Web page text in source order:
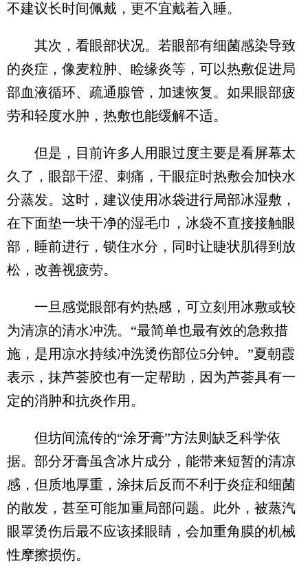
不建议长时间佩戴，更不宜戴着入睡。
其次，看眼部状况。若眼部有细菌感染导致
的炎症，像麦粒肿、睑缘炎等，可以热敷促进局
部血液循环、疏通腺管，加速恢复。如果眼部疲
劳和轻度水肿，热敷也能缓解不适。
但是，目前许多人用眼过度主要是看屏幕太
久了，眼部干涩、刺痛，干眼症时热敷会加快水
分蒸发。这时，建议使用冰袋进行局部冰湿敷，
在下面垫一块干净的湿毛巾，冰袋不直接接触眼
部，睡前进行，锁住水分，同时让睫状肌得到放
松，改善视疲劳。
一旦感觉眼部有灼热感，可立刻用冰敷或较
为清凉的清水冲洗。“最简单也最有效的急救措
施，是用凉水持续冲洗烫伤部位5分钟。”夏朝霞
表示，抹芦荟胶也有一定帮助，因为芦荟具有一
定的消肿和抗炎作用。
但坊间流传的“涂牙膏”方法则缺乏科学依
据。部分牙膏虽含冰片成分，能带来短暂的清凉
感，但质地厚重，涂抹后反而不利于炎症和细菌
的散发，甚至可能加重局部问题。此外，被蒸汽
眼罩烫伤后最不应该揉眼睛，会加重角膜的机械
性摩擦损伤。